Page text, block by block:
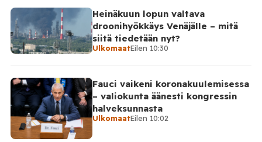
miehittämätöntä ilma-alusta torstai-illan 6. elokuuta
ja perjantaiaamun 7. elokuuta välisenä aikana.
Ministeriön ilmoitus koskee aikaväliä kello 20–08
Moskovan aikaa. Ministeriön mukaan drooneja
torjuttiin […]
Heinäkuun lopun valtava
droonihyökkäys Venäjälle – mitä
siitä tiedetään nyt?
UlkomaatEilen 10:30
Fauci vaikeni koronakuulemisessa
– valiokunta äänesti kongressin
halveksunnasta
UlkomaatEilen 10:02